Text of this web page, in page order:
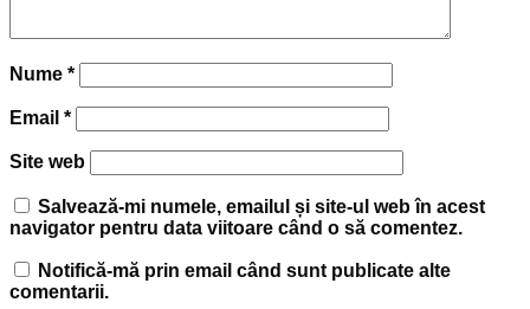
Nume *
Email *
Site web
Salvează-mi numele, emailul și site-ul web în acest
navigator pentru data viitoare când o să comentez.
Notifică-mă prin email când sunt publicate alte
comentarii.